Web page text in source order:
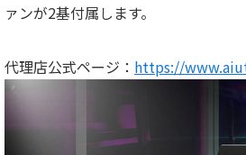
ァンが2基付属します。
代理店公式ページ： https://